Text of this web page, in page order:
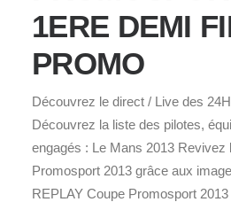
1ERE DEMI
PROMO
Découvrez le direct / Live des
Découvrez la liste des pilotes,
engagés : Le Mans 2013 Revivez
Promosport 2013 grâce aux
REPLAY Coupe Promosport